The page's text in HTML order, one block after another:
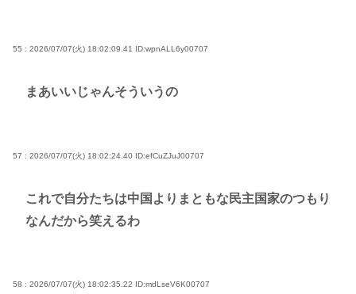
55 : 2026/07/07(火) 18:02:09.41 ID:wpnALL6y00707
まあいいじゃんそういうの
57 : 2026/07/07(火) 18:02:24.40 ID:efCuZJuJ00707
これで自分たちは中国よりまともな民主国家のつもり
なんだから笑えるわ
58 : 2026/07/07(火) 18:02:35.22 ID:mdLseV6K00707